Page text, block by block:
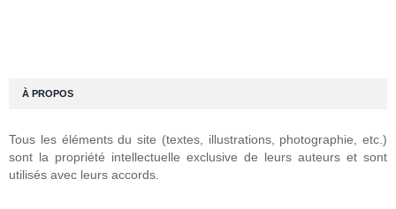
À PROPOS
Tous les éléments du site (textes, illustrations, photographie, etc.)
sont la propriété intellectuelle exclusive de leurs auteurs et sont
utilisés avec leurs accords.